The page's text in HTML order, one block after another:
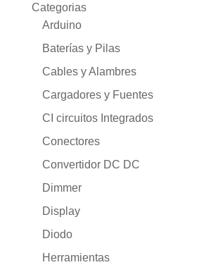
Categorias
Arduino
Baterías y Pilas
Cables y Alambres
Cargadores y Fuentes
CI circuitos Integrados
Conectores
Convertidor DC DC
Dimmer
Display
Diodo
Herramientas